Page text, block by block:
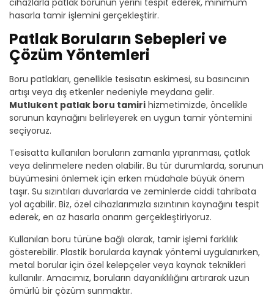
hasarla tamir işlemini gerçekleştirir.
Patlak Boruların Sebepleri ve
Çözüm Yöntemleri
Boru patlakları, genellikle tesisatın eskimesi, su basıncının
artışı veya dış etkenler nedeniyle meydana gelir.
Mutlukent patlak boru tamiri hizmetimizde, öncelikle
sorunun kaynağını belirleyerek en uygun tamir yöntemini
seçiyoruz.
Tesisatta kullanılan boruların zamanla yıpranması, çatlak
veya delinmelere neden olabilir. Bu tür durumlarda, sorunun
büyümesini önlemek için erken müdahale büyük önem
taşır. Su sızıntıları duvarlarda ve zeminlerde ciddi tahribata
yol açabilir. Biz, özel cihazlarımızla sızıntının kaynağını tespit
ederek, en az hasarla onarım gerçekleştiriyoruz.
Kullanılan boru türüne bağlı olarak, tamir işlemi farklılık
gösterebilir. Plastik borularda kaynak yöntemi uygulanırken,
metal borular için özel kelepçeler veya kaynak teknikleri
kullanılır. Amacımız, boruların dayanıklılığını artırarak uzun
ömürlü bir çözüm sunmaktır.